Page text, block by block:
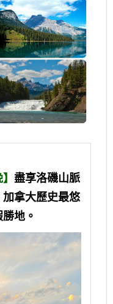
盡享洛磯山脈
拿大歷史最悠
地。